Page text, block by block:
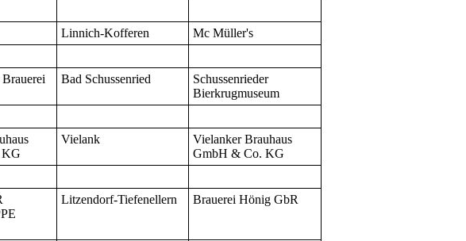
Linnich-Kofferen Mc Müller's
Bad Schussenried
Schussenrieder
Bierkrugmuseum
Vielank
Vielanker Brauhaus
GmbH & Co. KG
Litzendorf-Tiefenellern Brauerei Hönig GbR